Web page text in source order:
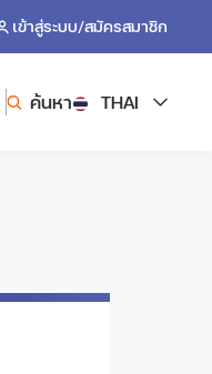
เข้าสู่ระบบ/สมัครสมาชิก
ค้นหา THAI